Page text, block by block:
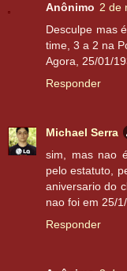
Anônimo 2 de
Desculpe mas
time, 3 a 2 na
Agora, 25/01/
Responder
Michael Serra
sim, mas nao
pelo estatuto,
aniversario do
nao foi em 25/
Responder